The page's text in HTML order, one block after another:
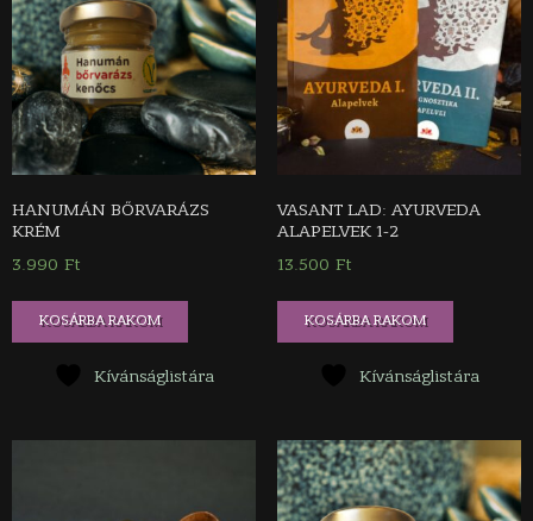
HANUMÁN BŐRVARÁZS
KRÉM
3.990 Ft
KOSÁRBA RAKOM
Kívánságlistára
VASANT LAD: AYURVEDA
ALAPELVEK 1-2
13.500 Ft
KOSÁRBA RAKOM
Kívánságlistára